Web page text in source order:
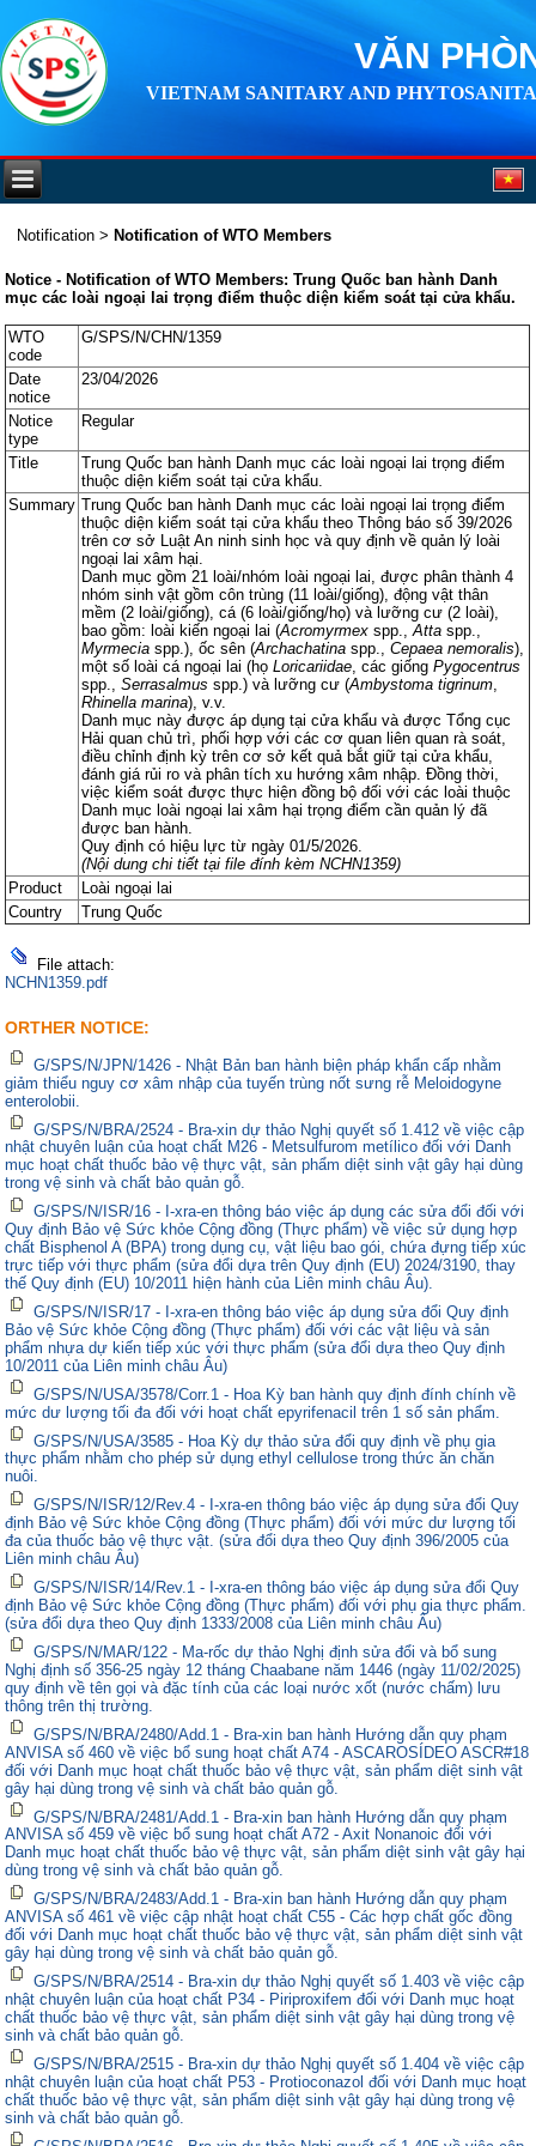
VĂN
VIETNAM SANITARY AND
Notification > Notification of WTO Members
Notice - Notification of WTO Members: Trung Quốc ban hành Danh
mục các loài ngoại lai trọng điểm thuộc diện kiểm soát tại cửa khẩu.
WTO
code
G/SPS/N/CHN/1359
Date
notice
23/04/2026
Notice
type
Regular
Title
Trung Quốc ban hành Danh mục các loài ngoại lai trọng điểm
thuộc diện kiểm soát tại cửa khẩu.
Summary Trung Quốc ban hành Danh mục các loài ngoại lai trọng điểm
thuộc diện kiểm soát tại cửa khẩu theo Thông báo số 39/2026
trên cơ sở Luật An ninh sinh học và quy định về quản lý loài
ngoại lai xâm hại.
Danh mục gồm 21 loài/nhóm loài ngoại lai, được phân thành 4
nhóm sinh vật gồm côn trùng (11 loài/giống), động vật thân
mềm (2 loài/giống), cá (6 loài/giống/họ) và lưỡng cư (2 loài),
bao gồm: loài kiến ngoại lai (Acromyrmex spp.,Atta spp.,
Myrmecia spp.), ốc sên (Archachatina spp.,Cepaea nemoralis),
một số loài cá ngoại lai (họLoricariidae , các giốngPygocentrus
spp.,Serrasalmus spp.) và lưỡng cư (Ambystoma tigrinum
Rhinella marina), v.v.
Danh mục này được áp dụng tại cửa khẩu và được Tổng cục
Hải quan chủ trì, phối hợp với các cơ quan liên quan rà soát,
điều chỉnh định kỳ trên cơ sở kết quả bắt giữ tại cửa khẩu,
đánh giá rủi ro và phân tích xu hướng xâm nhập. Đồng thời,
việc kiểm soát được thực hiện đồng bộ đối với các loài thuộc
Danh mục loài ngoại lai xâm hại trọng điểm cần quản lý đã
được ban hành.
Quy định có hiệu lực từ ngày 01/5/2026.
(Nội dung chi tiết tại file đính kèm NCHN1359)
Product
Loài ngoại lai
Country
Trung Quốc
File attach:
NCHN1359.pdf
ORTHER NOTICE:
G/SPS/N/JPN/1426 - Nhật Bản ban hành biện pháp khẩn cấp nhằm
giảm thiểu nguy cơ xâm nhập của tuyến trùng nốt sưng rễ Meloidogyne
enterolobii.
G/SPS/N/BRA/2524 - Bra-xin dự thảo Nghị quyết số 1.412 về việc cập
nhật chuyên luận của hoạt chất M26 - Metsulfurom metílico đối với Danh
mục hoạt chất thuốc bảo vệ thực vật, sản phẩm diệt sinh vật gây hại dùng
trong vệ sinh và chất bảo quản gỗ.
G/SPS/N/ISR/16 - I-xra-en thông báo việc áp dụng các sửa đổi đối với
Quy định Bảo vệ Sức khỏe Cộng đồng (Thực phẩm) về việc sử dụng hợp
chất Bisphenol A (BPA) trong dụng cụ, vật liệu bao gói, chứa đựng tiếp xúc
trực tiếp với thực phẩm (sửa đổi dựa trên Quy định (EU) 2024/3190, thay
thế Quy định (EU) 10/2011 hiện hành của Liên minh châu Âu).
G/SPS/N/ISR/17 - I-xra-en thông báo việc áp dụng sửa đổi Quy định
Bảo vệ Sức khỏe Cộng đồng (Thực phẩm) đối với các vật liệu và sản
phẩm nhựa dự kiến tiếp xúc với thực phẩm (sửa đổi dựa theo Quy định
10/2011 của Liên minh châu Âu)
G/SPS/N/USA/3578/Corr.1 - Hoa Kỳ ban hành quy định đính chính về
mức dư lượng tối đa đối với hoạt chất epyrifenacil trên 1 số sản phẩm.
G/SPS/N/USA/3585 - Hoa Kỳ dự thảo sửa đổi quy định về phụ gia
thực phẩm nhằm cho phép sử dụng ethyl cellulose trong thức ăn chăn
nuôi.
G/SPS/N/ISR/12/Rev.4 - I-xra-en thông báo việc áp dụng sửa đổi Quy
định Bảo vệ Sức khỏe Cộng đồng (Thực phẩm) đối với mức dư lượng tối
đa của thuốc bảo vệ thực vật. (sửa đổi dựa theo Quy định 396/2005 của
Liên minh châu Âu)
G/SPS/N/ISR/14/Rev.1 - I-xra-en thông báo việc áp dụng sửa đổi Quy
định Bảo vệ Sức khỏe Cộng đồng (Thực phẩm) đối với phụ gia thực phẩm.
(sửa đổi dựa theo Quy định 1333/2008 của Liên minh châu Âu)
G/SPS/N/MAR/122 - Ma-rốc dự thảo Nghị định sửa đổi và bổ sung
Nghị định số 356-25 ngày 12 tháng Chaabane năm 1446 (ngày 11/02/2025)
quy định về tên gọi và đặc tính của các loại nước xốt (nước chấm) lưu
thông trên thị trường.
G/SPS/N/BRA/2480/Add.1 - Bra-xin ban hành Hướng dẫn quy phạm
ANVISA số 460 về việc bổ sung hoạt chất A74 - ASCAROSÍDEO ASCR#18
đối với Danh mục hoạt chất thuốc bảo vệ thực vật, sản phẩm diệt sinh vật
gây hại dùng trong vệ sinh và chất bảo quản gỗ.
G/SPS/N/BRA/2481/Add.1 - Bra-xin ban hành Hướng dẫn quy phạm
ANVISA số 459 về việc bổ sung hoạt chất A72 - Axit Nonanoic đối với
Danh mục hoạt chất thuốc bảo vệ thực vật, sản phẩm diệt sinh vật gây hại
dùng trong vệ sinh và chất bảo quản gỗ.
G/SPS/N/BRA/2483/Add.1 - Bra-xin ban hành Hướng dẫn quy phạm
ANVISA số 461 về việc cập nhật hoạt chất C55 - Các hợp chất gốc đồng
đối với Danh mục hoạt chất thuốc bảo vệ thực vật, sản phẩm diệt sinh vật
gây hại dùng trong vệ sinh và chất bảo quản gỗ.
G/SPS/N/BRA/2514 - Bra-xin dự thảo Nghị quyết số 1.403 về việc cập
nhật chuyên luận của hoạt chất P34 - Piriproxifem đối với Danh mục hoạt
chất thuốc bảo vệ thực vật, sản phẩm diệt sinh vật gây hại dùng trong vệ
sinh và chất bảo quản gỗ.
G/SPS/N/BRA/2515 - Bra-xin dự thảo Nghị quyết số 1.404 về việc cập
nhật chuyên luận của hoạt chất P53 - Protioconazol đối với Danh mục hoạt
chất thuốc bảo vệ thực vật, sản phẩm diệt sinh vật gây hại dùng trong vệ
sinh và chất bảo quản gỗ.